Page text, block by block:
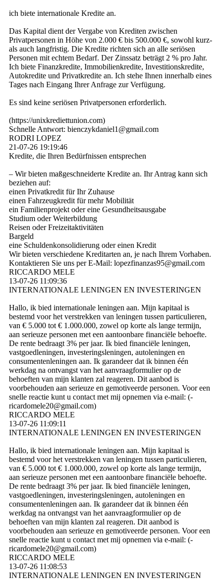
ich biete internationale Kredite an.
Das Kapital dient der Vergabe von Krediten zwischen
Privatpersonen in Höhe von 2.000 € bis 500.000 €, sowohl kurz-
als auch langfristig. Die Kredite richten sich an alle seriösen
Personen mit echtem Bedarf. Der Zinssatz beträgt 2 % pro Jahr.
Ich biete Finanzkredite, Immobilienkredite, Investitionskredite,
Autokredite und Privatkredite an. Ich stehe Ihnen innerhalb eines
Tages nach Eingang Ihrer Anfrage zur Verfügung.
Es sind keine seriösen Privatpersonen erforderlich.
(­https:­//­unixkrediettunion.­com)­
Schnelle Antwort: bienczykdaniel1@­gmail.­com
RODRI LOPEZ
21-07-26 19:19:46
Kredite, die Ihren Bedürfnissen entsprechen
– Wir bieten maßgeschneiderte Kredite an. Ihr Antrag kann sich
beziehen auf:
einen Privatkredit für Ihr Zuhause
einen Fahrzeugkredit für mehr Mobilität
ein Familienprojekt oder eine Gesundheitsausgabe
Studium oder Weiterbildung
Reisen oder Freizeitaktivitäten
Bargeld
eine Schuldenkonsolidierung oder einen Kredit
Wir bieten verschiedene Kreditarten an, je nach Ihrem Vorhaben.
Kontaktieren Sie uns per E-Mail: lopezfinanzas95@­gmail.­com
RICCARDO MELE
13-07-26 11:09:36
INTERNATIONALE LENINGEN EN INVESTERINGEN
Hallo, ik bied internationale leningen aan. Mijn kapitaal is
bestemd voor het verstrekken van leningen tussen particulieren,
van € 5.000 tot € 1.000.000, zowel op korte als lange termijn,
aan serieuze personen met een aantoonbare financiële behoefte.
De rente bedraagt ​​3% per jaar. Ik bied financiële leningen,
vastgoedleningen, investeringsleningen, autoleningen en
consumentenleningen aan. Ik garandeer dat ik binnen één
werkdag na ontvangst van het aanvraagformulier op de
behoeften van mijn klanten zal reageren. Dit aanbod is
voorbehouden aan serieuze en gemotiveerde personen. Voor een
snelle reactie kunt u contact met mij opnemen via e-mail: (­
ricardomele20@­gmail.­com)­
RICCARDO MELE
13-07-26 11:09:11
INTERNATIONALE LENINGEN EN INVESTERINGEN
Hallo, ik bied internationale leningen aan. Mijn kapitaal is
bestemd voor het verstrekken van leningen tussen particulieren,
van € 5.000 tot € 1.000.000, zowel op korte als lange termijn,
aan serieuze personen met een aantoonbare financiële behoefte.
De rente bedraagt ​​3% per jaar. Ik bied financiële leningen,
vastgoedleningen, investeringsleningen, autoleningen en
consumentenleningen aan. Ik garandeer dat ik binnen één
werkdag na ontvangst van het aanvraagformulier op de
behoeften van mijn klanten zal reageren. Dit aanbod is
voorbehouden aan serieuze en gemotiveerde personen. Voor een
snelle reactie kunt u contact met mij opnemen via e-mail: (­
ricardomele20@­gmail.­com)­
RICCARDO MELE
13-07-26 11:08:53
INTERNATIONALE LENINGEN EN INVESTERINGEN